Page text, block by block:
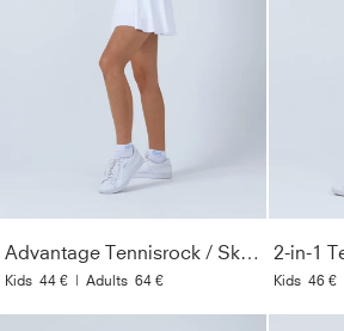
Advantage Tennisrock / Skort mit Ballhalter, weiß
Kids 44 € | Adults 64 € Kids 46 €